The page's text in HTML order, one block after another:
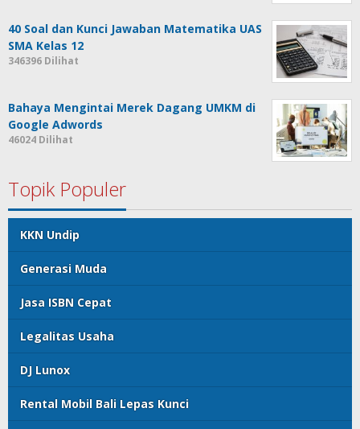
40 Soal dan Kunci Jawaban Matematika UAS
SMA Kelas 12
346396 Dilihat
Bahaya Mengintai Merek Dagang UMKM di
Google Adwords
46024 Dilihat
Topik Populer
KKN Undip
Generasi Muda
Jasa ISBN Cepat
Legalitas Usaha
DJ Lunox
Rental Mobil Bali Lepas Kunci